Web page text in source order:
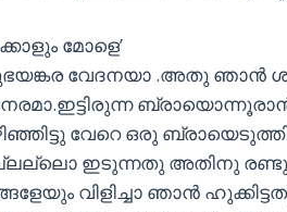
മോളെ’
വേദനയാ .അതു ഞാന്‍
വേറെ ഒരു
ഇടുന്നതു അതിനു
വിളിച്ചാ ഞാന്‍